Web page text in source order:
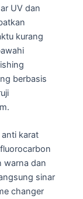
UV dan
kurang
berbasis
anti karat
warna dan
sinar
changer